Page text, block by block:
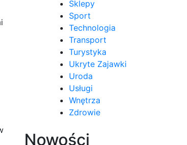
Sklepy
Sport
Technologia
Transport
Turystyka
Ukryte Zajawki
Uroda
Usługi
Wnętrza
Zdrowie
Nowości